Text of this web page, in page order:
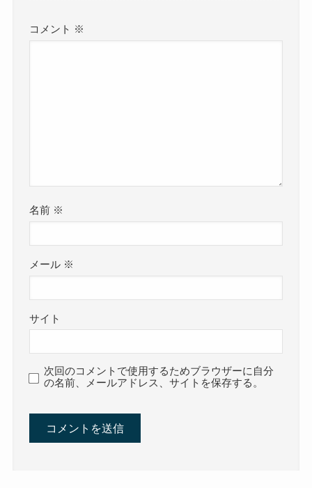
コメント ※
名前 ※
メール ※
サイト
次回のコメントで使用するためブラウザーに自分
の名前、メールアドレス、サイトを保存する。